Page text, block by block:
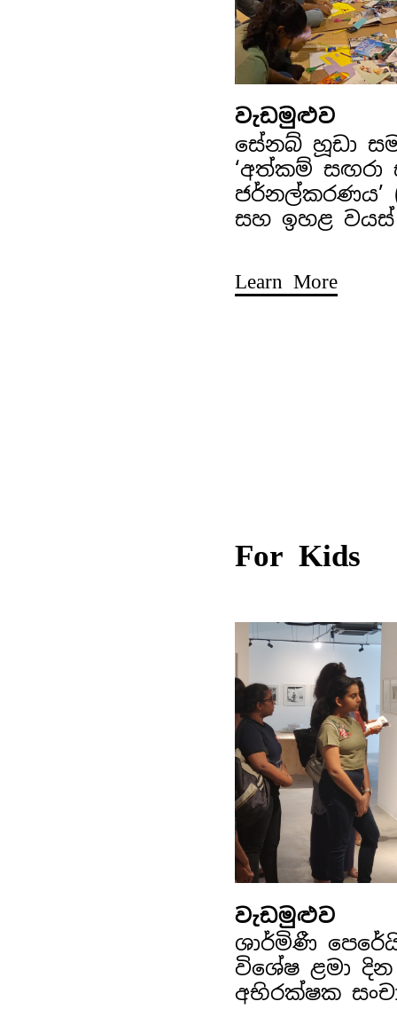
වැඩමුළුව
සේනබ් හූඩා
‘අත්කම් සඟරා
ජර්නල්කරණය’
සහ ඉහළ වයස්
Learn More
For Kids
වැඩමුළුව
ශාර්මිණී
විශේෂ ළමා දින
අභිරක්ෂක